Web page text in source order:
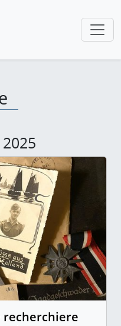
recherchiere